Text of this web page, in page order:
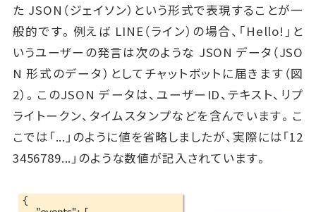
た JSON（ジェイソン）という形式で表現することが一
般的です。例えば LINE（ライン）の場合、「Hello!」と
いうユーザーの発言は次のような JSON データ（JSO
N 形式のデータ）としてチャットボットに届きます（図
2）。このJSON データは、ユーザーID、テキスト、リプ
ライトークン、タイムスタンプなどを含んでいます。こ
こでは「...」のように値を省略しましたが、実際には「12
3456789...」のような数値が記入されています。